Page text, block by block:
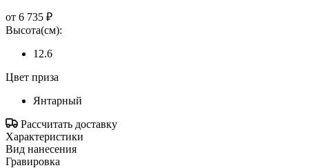
от 6 735 ₽
Высота(см):
12.6
Цвет приза
Янтарный
Рассчитать доставку
Характеристики
Вид нанесения
Гравировка